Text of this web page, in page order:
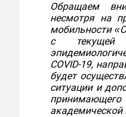
Обращаем
несмотря на
мобильности
с текущей
COVID-19,
будет
ситуации и
академической